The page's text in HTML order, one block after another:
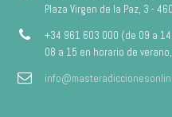
Plaza Virgen de la Paz, 3 -
+34 961 603 000 (de 09 a
08 a 15 en horario de